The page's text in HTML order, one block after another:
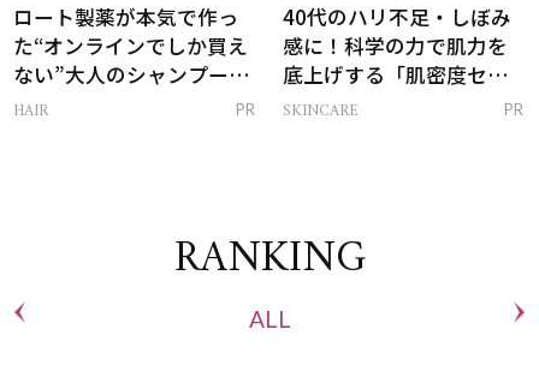
ロート製薬が本気で作っ
た“オンラインでしか買え
ない”大人のシャンプー＆
トリートメントって？
HAIR PR
40代のハリ不足・しぼみ
感に！科学の力で肌力を
底上げする「肌密度セラ
ム」
SKINCARE PR
RANKING
ALL